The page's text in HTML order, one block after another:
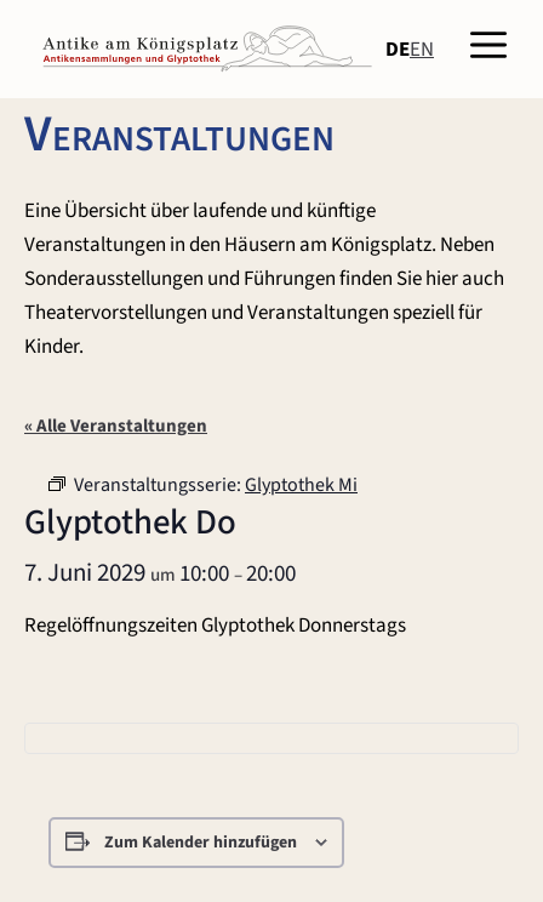
Inhalt
springen
DEEN
Veranstaltungen
Eine Übersicht über laufende und künftige
Veranstaltungen in den Häusern am Königsplatz. Neben
Sonderausstellungen und Führungen finden Sie hier auch
Theatervorstellungen und Veranstaltungen speziell für
Kinder.
« Alle Veranstaltungen
Veranstaltungsserie:Glyptothek Mi
Glyptothek Do
7. Juni 2029 um 10:00–20:00
Regelöffnungszeiten Glyptothek Donnerstags
Zum Kalender hinzufügen